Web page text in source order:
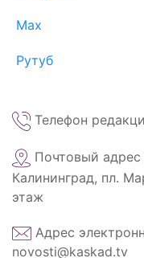
Max
Рутуб
Телефон
Почтовый адрес
Калининград, пл.
этаж
Адрес
novosti@kaskad.tv